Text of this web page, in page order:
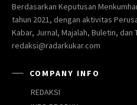
Berdasarkan Keputusan
tahun 2021, dengan aktivitas
Kabar, Jurnal, Majalah, Buletin, dan
redaksi@radarkukar.com
COMPANY INFO
REDAKSI